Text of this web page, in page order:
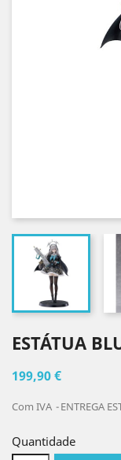
ESTÁTUA
199,90 €
Com IVA ENTREGA
Quantidade